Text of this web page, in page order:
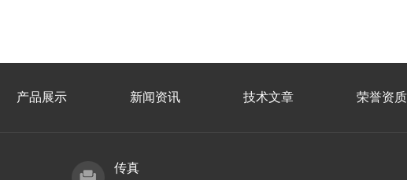
产品展示 新闻资讯 技术文章 荣誉资质
传真